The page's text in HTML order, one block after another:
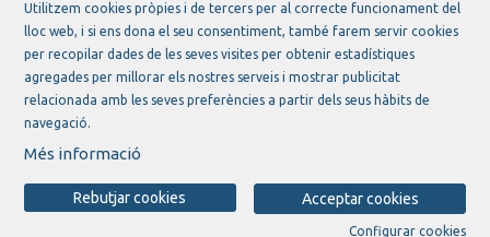
Link a instagram
Link a youtube
Link a twitter
Link a facebook
Utilitzem cookies pròpies i de tercers per al correcte funcionament del
lloc web, i si ens dona el seu consentiment, també farem servir cookies
per recopilar dades de les seves visites per obtenir estadístiques
agregades per millorar els nostres serveis i mostrar publicitat
relacionada amb les seves preferències a partir dels seus hàbits de
navegació.
Més informació
Acceptar cookies
Rebutjar cookies
Configurar cookies